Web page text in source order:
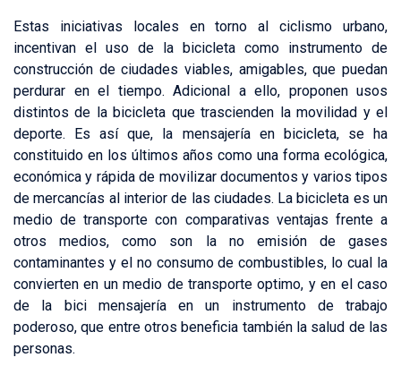
Estas iniciativas locales en torno al ciclismo urbano,
incentivan el uso de la bicicleta como instrumento de
construcción de ciudades viables, amigables, que puedan
perdurar en el tiempo. Adicional a ello, proponen usos
distintos de la bicicleta que trascienden la movilidad y el
deporte. Es así que, la mensajería en bicicleta, se ha
constituido en los últimos años como una forma ecológica,
económica y rápida de movilizar documentos y varios tipos
de mercancías al interior de las ciudades. La bicicleta es un
medio de transporte con comparativas ventajas frente a
otros medios, como son la no emisión de gases
contaminantes y el no consumo de combustibles, lo cual la
convierten en un medio de transporte optimo, y en el caso
de la bici mensajería en un instrumento de trabajo
poderoso, que entre otros beneficia también la salud de las
personas.